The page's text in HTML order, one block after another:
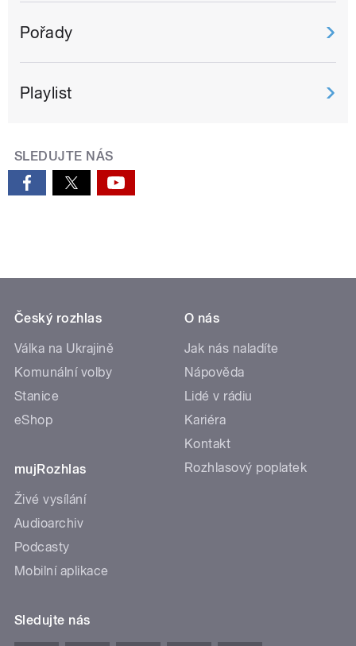
Pořady
Playlist
SLEDUJTE NÁS
Český rozhlas
Válka na Ukrajině
Komunální volby
Stanice
eShop
mujRozhlas
Živé vysílání
Audioarchiv
Podcasty
Mobilní aplikace
O nás
Jak nás naladíte
Nápověda
Lidé v rádiu
Kariéra
Kontakt
Rozhlasový poplatek
Sledujte nás